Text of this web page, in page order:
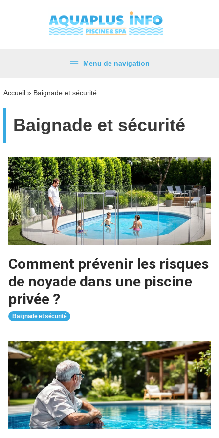
Menu
Menu de navigation
Accueil » Baignade et sécurité
Baignade et sécurité
Comment prévenir les risques
de noyade dans une piscine
privée ?
Baignade et sécurité